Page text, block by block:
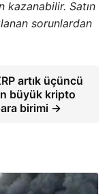
kazanabilir. Satın
sorunlardan
artık üçüncü
büyük kripto
birimi →